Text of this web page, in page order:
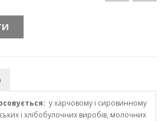
у харчовому і сировинному
і хлібобулочних виробів, молочних